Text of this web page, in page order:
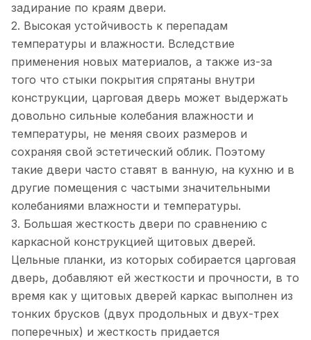
задирание по краям двери.
2. Высокая устойчивость к перепадам
температуры и влажности. Вследствие
применения новых материалов, а также из-за
того что стыки покрытия спрятаны внутри
конструкции, царговая дверь может выдержать
довольно сильные колебания влажности и
температуры, не меняя своих размеров и
сохраняя свой эстетический облик. Поэтому
такие двери часто ставят в ванную, на кухню и в
другие помещения с частыми значительными
колебаниями влажности и температуры.
3. Большая жесткость двери по сравнению с
каркасной конструкцией щитовых дверей.
Цельные планки, из которых собирается царговая
дверь, добавляют ей жесткости и прочности, в то
время как у щитовых дверей каркас выполнен из
тонких брусков (двух продольных и двух-трех
поперечных) и жесткость придается